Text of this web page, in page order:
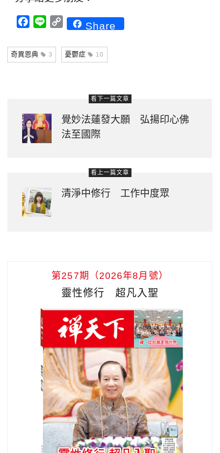
Facebook
Line CopyShare
奇異恩典 3 憂鬱症 10
看下一篇文章
覺妙法蓮發大願 弘揚印心佛
法至國際
看上一篇文章
清淨中修行 工作中度眾
第257期（2026年8月號）
靈性修行 超凡入聖